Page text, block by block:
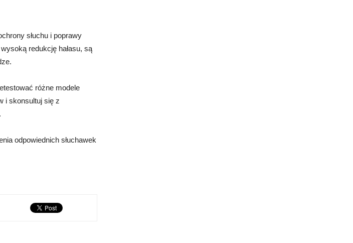
słuchu i poprawy
redukcję hałasu, są
różne modele
i skonsultuj się z
odpowiednich słuchawek